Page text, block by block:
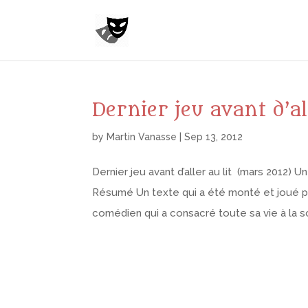
Dernier jeu avant
by Martin Vanasse |Sep 13, 2012
Dernier jeu avant d’aller au lit (mars 2012)
Résumé Un texte qui a été monté et joué
comédien qui a consacré toute sa vie à la